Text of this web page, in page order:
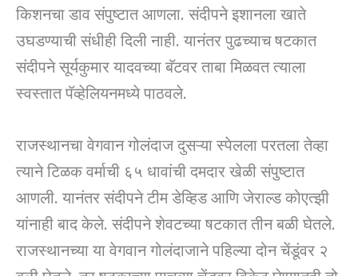
किशनचा डाव संपुष्टात आणला. संदीपने इशानला खाते
उघडण्याची संधीही दिली नाही. यानंतर पुढच्याच षटकात
संदीपने सूर्यकुमार यादवच्या बॅटवर ताबा मिळवत त्याला
स्वस्तात पॅव्हेलियनमध्ये पाठवले.
राजस्थानचा वेगवान गोलंदाज दुसऱ्या स्पेलला परतला तेव्हा
त्याने टिळक वर्माची ६५ धावांची दमदार खेळी संपुष्टात
आणली. यानंतर संदीपने टीम डेव्हिड आणि जेराल्ड कोएत्झी
यांनाही बाद केले. संदीपने शेवटच्या षटकात तीन बळी घेतले.
राजस्थानच्या या वेगवान गोलंदाजाने पहिल्या दोन चेंडूंवर २